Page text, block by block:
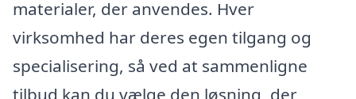
materialer, der anvendes. Hver
virksomhed har deres egen tilgang og
specialisering, så ved at sammenligne
tilbud kan du vælge den løsning, der